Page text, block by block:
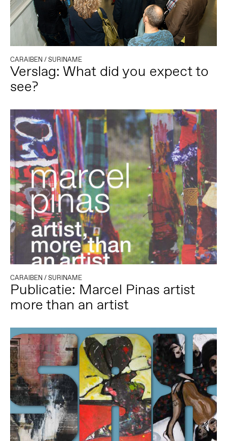
CARAIBEN/SURINAME
Verslag: What did you expect to
see?
CARAIBEN/SURINAME
Publicatie: Marcel Pinas artist
more than an artist